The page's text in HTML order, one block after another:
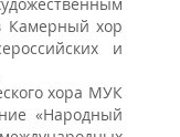
Камерный хор
и
хора МУК
«Народный